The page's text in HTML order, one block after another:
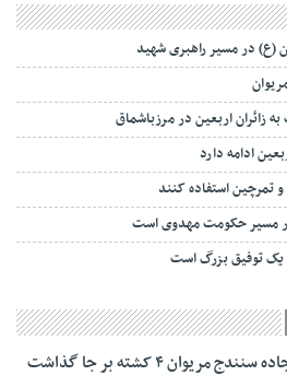
(ع) در مسیر راهبری شهید
زائران اربعین در مرزباشماق
تمرچین استفاده کنند
مسیر حکومت مهدوی است
یک توفیق بزرگ است
مریوان ۴ کشته بر جا گذاشت